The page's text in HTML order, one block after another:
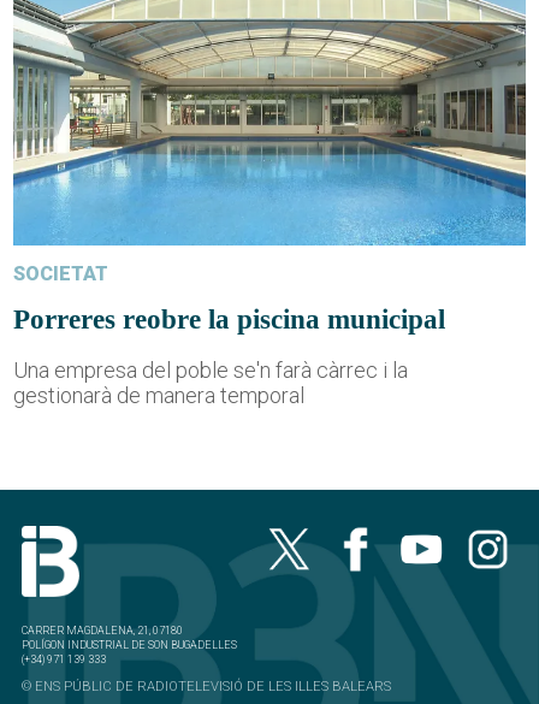
SOCIETAT
Porreres reobre la piscina municipal
Una empresa del poble se'n farà càrrec i la
gestionarà de manera temporal
CARRER MAGDALENA, 21, 07180
POLÍGON INDUSTRIAL DE SON BUGADELLES
(+34) 971 139 333
© ENS PÚBLIC DE RADIOTELEVISIÓ DE LES ILLES BALEARS